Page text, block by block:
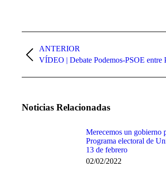
entre
publicaciones
ANTERIOR
Publicación
VÍDEO | Debate Podemos-PSOE
Noticias Relacionadas
Merecemos un gobierno
Programa electoral de
13 de febrero
02/02/2022